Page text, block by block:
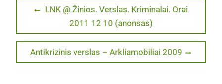
Navigacija
įrašų
Previous
LNK @ Žinios. Verslas. Kriminalai. Orai
2011 12 10 (anonsas)
Next
post:
Antikrizinis verslas – Arkliamobiliai 2009